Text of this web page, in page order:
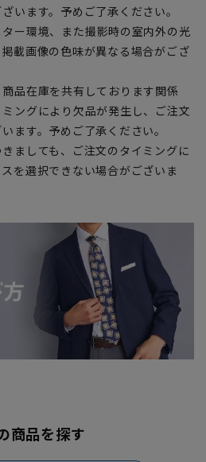
います。予めご了承ください。
ー環境、また撮影時の室内外の光
載画像の色味が異なる場合がござ
品在庫を共有しております関係
ングにより欠品が発生し、ご注文
ます。予めご了承ください。
ましても、ご注文のタイミングに
を選択できない場合がございま
商品を探す